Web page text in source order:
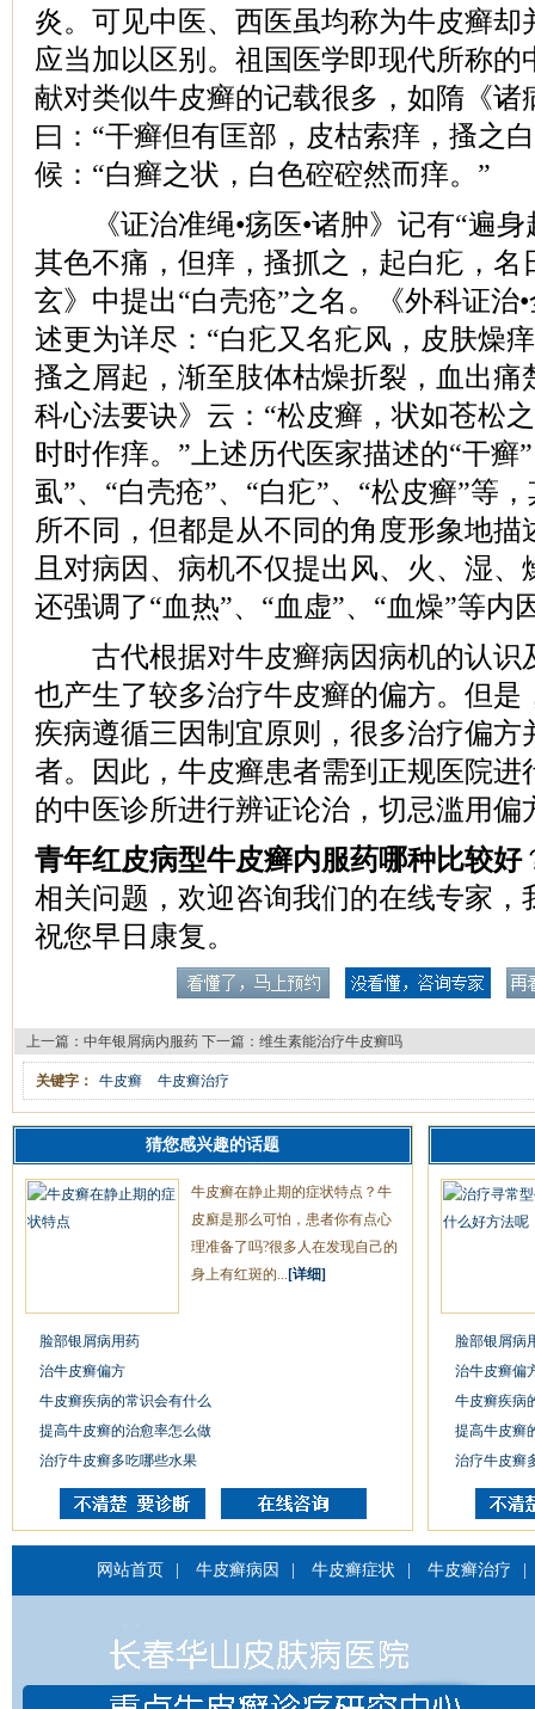
炎。可见中医、西医虽均称为牛皮癣却
应当加以区别。祖国医学即现代所称的
献对类似牛皮癣的记载很多，如隋《诸
曰：“干癣但有匡部，皮枯索痒，搔之
候：“白癣之状，白色硿硿然而痒。”
《证治准绳•疡医•诸肿》记有“遍身
其色不痛，但痒，搔抓之，起白疕，名
玄》中提出“白壳疮”之名。《外科证治
述更为详尽：“白疕又名疕风，皮肤燥
搔之屑起，渐至肢体枯燥折裂，血出
科心法要诀》云：“松皮癣，状如苍松
时时作痒。”上述历代医家描述的“干癣
虱”、“白壳疮”、“白疕”、“松皮癣”等
所不同，但都是从不同的角度形象地描
且对病因、病机不仅提出风、火、湿
还强调了“血热”、“血虚”、“血燥”等内
古代根据对牛皮癣病因病机的认识
也产生了较多治疗牛皮癣的偏方。但是
疾病遵循三因制宜原则，很多治疗偏方
者。因此，牛皮癣患者需到正规医院进
的中医诊所进行辨证论治，切忌滥用偏
青年红皮病型牛皮癣内服药哪种比较好
相关问题，欢迎咨询我们的在线专家，
祝您早日康复。
上一篇： 中年银屑病内服药 下一篇： 维生素能治疗牛皮癣吗
关键字： 牛皮癣 牛皮癣治疗
猜您感兴趣的话题
牛皮癣在静止期的症状特点？牛
皮廯是那么可怕，患者你有点心
理准备了吗?很多人在发现自己的
身上有红斑的... [详细]
脸部银屑病用药
治牛皮癣偏方
牛皮癣疾病的常识会有什么
提高牛皮癣的治愈率怎么做
治疗牛皮癣多吃哪些水果
脸部银屑病
治牛皮癣偏
牛皮癣疾病
提高牛皮癣
治疗牛皮癣
网站首页 牛皮癣病因 牛皮癣症状 牛皮癣治疗